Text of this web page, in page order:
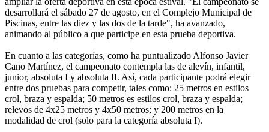
desarrollará el sábado 27 de agosto, en el Complejo Municipal de
Piscinas, entre las diez y las dos de la tarde", ha avanzado,
animando al público a que participe en esta prueba deportiva.
En cuanto a las categorías, como ha puntualizado Alfonso Javier
Cano Martínez, el campeonato contempla las de alevín, infantil,
junior, absoluta I y absoluta II. Así, cada participante podrá elegir
entre dos pruebas para competir, tales como: 25 metros en estilos
crol, braza y espalda; 50 metros es estilos crol, braza y espalda;
relevos de 4x25 metros y 4x50 metros; y 200 metros en la
modalidad de crol (solo para la categoría absoluta I).